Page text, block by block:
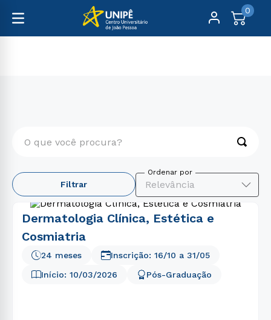
0
Filtrar Relevância
Dermatologia Clínica, Estética e
Cosmiatria
Início: 10/03/2026 Pós-Graduação
24 meses Inscrição: 16/10 a 31/05
TERMOS MAIS BUSCADOS
medicina
2
direito
4º
farmácia
5º
psicologia